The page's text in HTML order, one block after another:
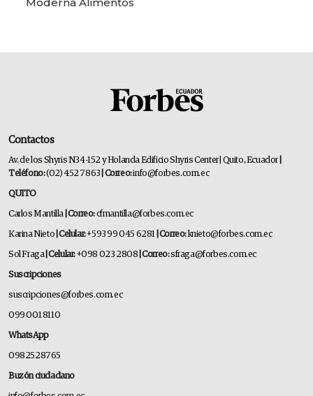
Contactos
Av. de los Shyris N34-152 y Holanda Edificio Shyris Center | Quito, Ecuador
Teléfono:(02) 452 7863 | Correo:info@forbes.com.ec
QUITO
Carlos Mantilla | Correo:cfmantilla@forbes.com.ec
Karina Nieto | Celular:+593 99 045 6281 | Correo:knieto@forbes.com.ec
Sol Fraga| Celular:+098 023 2808 | Correo:sfraga@forbes.com.ec
Suscripciones
suscripciones@forbes.com.ec
099 001 8110
WhatsApp
0982528765
Buzón ciudadano